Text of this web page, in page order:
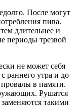
После могут
пива.
длительнее и
периоды трезвой
не может себя
раннего утра и до
в памяти.
Рушатся
такими